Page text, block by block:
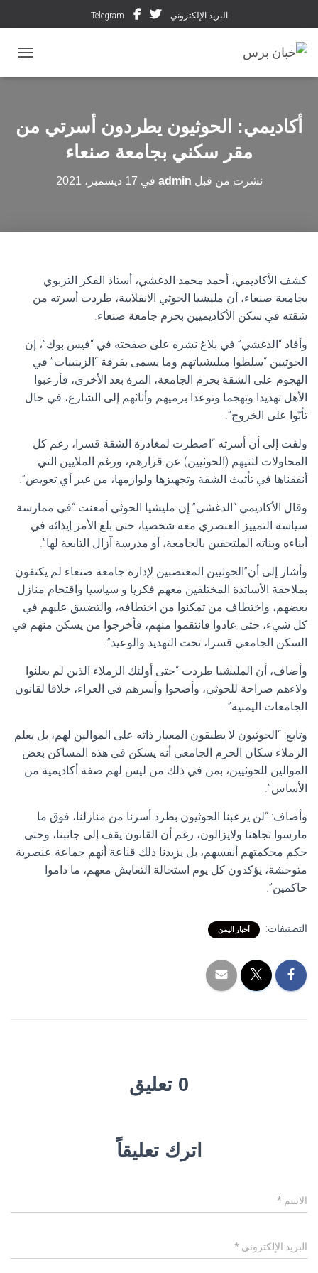
البريد الإلكتروني Telegram
أكاديمي: الحوثيون يطردون أسرتي من
مقر سكني بجامعة صنعاء
نشرت من قبل admin في 17 ديسمبر، 2021
كشف الأكاديمي، أحمد محمد الدغشي، أستاذ الفكر التربوي
بجامعة صنعاء، أن مليشيا الحوثي الانقلابية، طردت أسرته من
شقته في سكن الأكاديميين بحرم جامعة صنعاء.
وأفاد “الدغشي” في بلاغ نشره على صفحته في “فيس بوك”، إن
الحوثيين “سلطوا ميليشياتهم وما يسمى بفرقة “الزينبيات” في
الهجوم على الشقة بحرم الجامعة، المرة بعد الأخرى، فأرعبوا
الأهل تهديدا وتهجما وتوعدا برميهم وأثاثهم إلى الشارع، في حال
تأبّوا على الخروج”.
ولفت إلى أن أسرته “اضطرت لمغادرة الشقة قسرا، رغم كل
المحاولات لثنيهم (الحوثيين) عن قرارهم، ورغم الملايين التي
أنفقناها في تأثيث الشقة وتجهيزها ولوازمها، من غير أي تعويض”.
وقال الأكاديمي “الدغشي” إن مليشيا الحوثي أمعنت “في ممارسة
سياسة التمييز العنصري معه شخصيا، حتى بلغ الأمر إيذائه في
أبناءه وبناته الملتحقين بالجامعة، أو مدرسة آزال التابعة لها”.
وأشار إلى أن”الحوثيين المغتصبين لإدارة جامعة صنعاء لم يكتفون
بملاحقة الأساتذة المختلفين معهم فكريا و سياسيا واقتحام منازل
بعضهم، واختطاف من تمكنوا من اختطافه، والتضييق عليهم في
كل شيء، حتى عادوا فانتقموا منهم، فأخرجوا من يسكن منهم في
السكن الجامعي قسرا، تحت التهديد والوعيد”.
وأضاف، أن المليشيا طردت “حتى أولئك الزملاء الذين لم يعلنوا
ولاءهم صراحة للحوثي، وأضحوا وأسرهم في العراء، خلافا لقانون
الجامعات اليمنية”.
وتابع: “الحوثيون لا يطبقون المعيار ذاته على الموالين لهم، بل يعلم
الزملاء سكان الحرم الجامعي أنه يسكن في هذه المساكن بعض
الموالين للحوثيين، بمن في ذلك من ليس لهم صفة أكاديمية من
الأساس”.
وأضاف: “لن يرعبنا الحوثيون بطرد أسرنا من منازلنا، فوق ما
مارسوا تجاهنا ولايزالون، رغم أن القانون يقف إلى جانبنا، وحتى
حكم محكمتهم أنفسهم، بل يزيدنا ذلك قناعة أنهم جماعة عنصرية
متوحشة، يؤكدون كل يوم استحالة التعايش معهم، ما داموا
حاكمين”.
التصنيفات: أخبار اليمن
0 تعليق
اترك تعليقاً
الاسم *
البريد الإلكتروني *